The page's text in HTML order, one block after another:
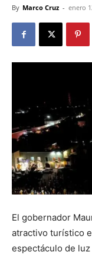
By Marco Cruz - enero
El gobernador
atractivo turístico
espectáculo de